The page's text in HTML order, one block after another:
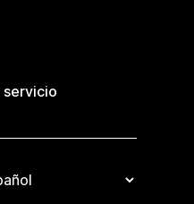
servicio